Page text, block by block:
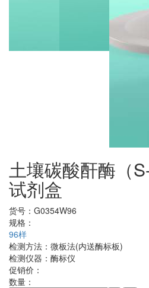
土壤碳酸酐酶（
试剂盒
货号： G0354W96
规格：
96样
检测方法： 微板法(内送酶标板)
检测仪器： 酶标仪
促销价：
数量：